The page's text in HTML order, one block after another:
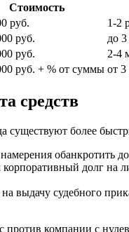
Стоимость
руб.
1-2
руб.
до
руб.
2-4
руб. + % от суммы от 3
средств
существуют более
обанкротить
долг на
выдачу судебного
компании с